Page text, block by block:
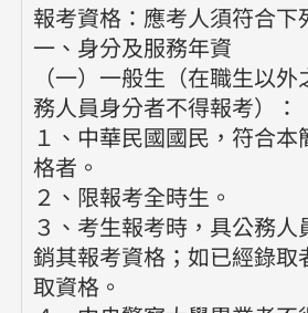
報考資格：應考人須符合下
一、身分及服務年資
（一）一般生（在職生以
務人員身分者不得報考）：
１、中華民國國民，符合
格者。
２、限報考全時生。
３、考生報考時，具公務
銷其報考資格；如已經錄取
取資格。